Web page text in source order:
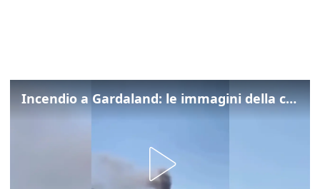
Incendio a Gardaland: le immagini della colonna di fumo